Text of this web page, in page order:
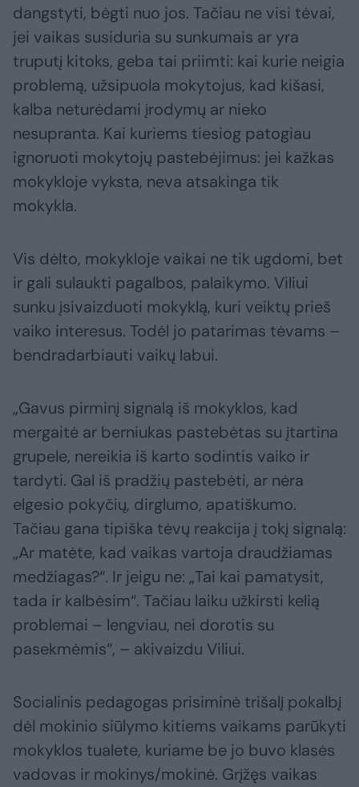
dangstyti, bėgti nuo jos. Tačiau ne visi tėvai,
jei vaikas susiduria su sunkumais ar yra
truputį kitoks, geba tai priimti: kai kurie neigia
problemą, užsipuola mokytojus, kad kišasi,
kalba neturėdami įrodymų ar nieko
nesupranta. Kai kuriems tiesiog patogiau
ignoruoti mokytojų pastebėjimus: jei kažkas
mokykloje vyksta, neva atsakinga tik
mokykla.
Vis dėlto, mokykloje vaikai ne tik ugdomi, bet
ir gali sulaukti pagalbos, palaikymo. Viliui
sunku įsivaizduoti mokyklą, kuri veiktų prieš
vaiko interesus. Todėl jo patarimas tėvams –
bendradarbiauti vaikų labui.
„Gavus pirminį signalą iš mokyklos, kad
mergaitė ar berniukas pastebėtas su įtartina
grupele, nereikia iš karto sodintis vaiko ir
tardyti. Gal iš pradžių pastebėti, ar nėra
elgesio pokyčių, dirglumo, apatiškumo.
Tačiau gana tipiška tėvų reakcija į tokį signalą:
„Ar matėte, kad vaikas vartoja draudžiamas
medžiagas?“. Ir jeigu ne: „Tai kai pamatysit,
tada ir kalbėsim“. Tačiau laiku užkirsti kelią
problemai – lengviau, nei dorotis su
pasekmėmis“, – akivaizdu Viliui.
Socialinis pedagogas prisiminė trišalį pokalbį
dėl mokinio siūlymo kitiems vaikams parūkyti
mokyklos tualete, kuriame be jo buvo klasės
vadovas ir mokinys/mokinė. Grįžęs vaikas